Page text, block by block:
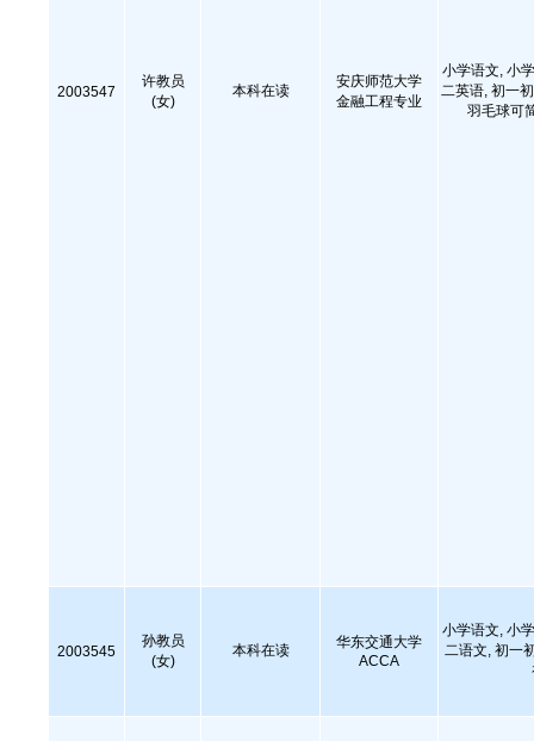
2003547
许教员
(女)
本科在读
安庆师范大学
金融工程专业
小学语文, 小
二英语, 初一
羽毛球可
2003545
孙教员
(女)
本科在读
华东交通大学
ACCA
小学语文, 小
二语文, 初一